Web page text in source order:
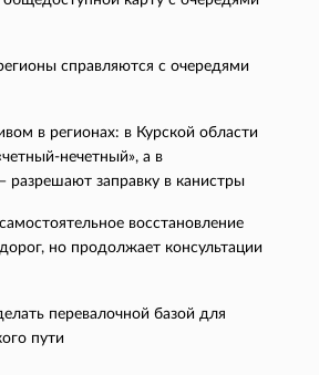
справляются с очередями
в регионах: в Курской области
нечетный», а в
разрешают заправку в канистры
восстановление
но продолжает консультации
перевалочной базой для
пути